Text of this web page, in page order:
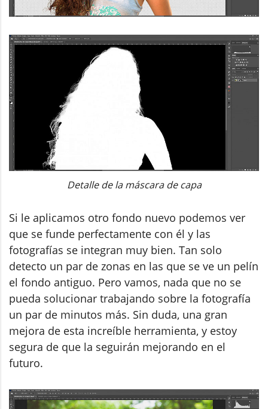
Detalle de la máscara de capa
Si le aplicamos otro fondo nuevo podemos ver
que se funde perfectamente con él y las
fotografías se integran muy bien. Tan solo
detecto un par de zonas en las que se ve un pelín
el fondo antiguo. Pero vamos, nada que no se
pueda solucionar trabajando sobre la fotografía
un par de minutos más. Sin duda, una gran
mejora de esta increíble herramienta, y estoy
segura de que la seguirán mejorando en el
futuro.